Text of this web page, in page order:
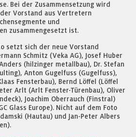
Bei der Zusammensetzung wird
Vorstand aus Vertretern
und
zusammengesetzt ist.
setzt sich der neue Vorstand
Schmitz (Veka AG), Josef Huber
(hilzinger metallbau), Dr. Stefan
Anton Gugelfuss (Gugelfuss),
Fensterbau), Bernd Löffel (Löffel
Arlt (Arlt Fenster-Türenbau), Oliver
Joachim Oberrauch (Finstral)
Glass Europe). Nicht auf dem Foto
(Hautau) und Jan-Peter Albers